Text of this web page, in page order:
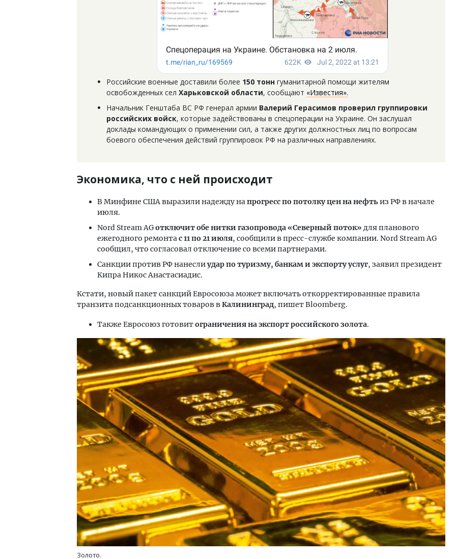
Российские военные доставили более 150 тонн гуманитарной помощи жителям
освобожденных сел Харьковской области, сообщают «Известия».
Начальник Генштаба ВС РФ генерал армии Валерий Герасимов проверил группировки
российских войск, которые задействованы в спецоперации на Украине. Он заслушал
доклады командующих о применении сил, а также других должностных лиц по вопросам
боевого обеспечения действий группировок РФ на различных направлениях.
Экономика, что с ней происходит
В Минфине США выразили надежду напрогресс по потолку цен на нефтьиз РФ в начале
июля.
Nord Stream AGотключит обе нитки газопровода «Северный поток» для планового
ежегодного ремонтас 11 по 21 июля, сообщили в пресс-службе компании. Nord Stream AG
сообщил, что согласовал отключение со всеми партнерами.
Санкции против РФ нанеслиудар по туризму, банкам и экспорту услуг, заявил президент
Кипра Никос Анастасиадис.
Кстати, новый пакет санкций Евросоюза может включать откорректированные правила
транзита подсанкционных товаров вКалининград, пишет Bloomberg.
Также Евросоюз готовитограничения на экспорт российского золота.
Золото.